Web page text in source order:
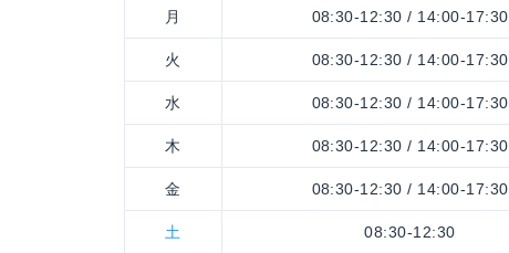
月 08:30-12:30 / 14:00-17:30
火 08:30-12:30 / 14:00-17:30
水 08:30-12:30 / 14:00-17:30
木 08:30-12:30 / 14:00-17:30
金 08:30-12:30 / 14:00-17:30
土 08:30-12:30